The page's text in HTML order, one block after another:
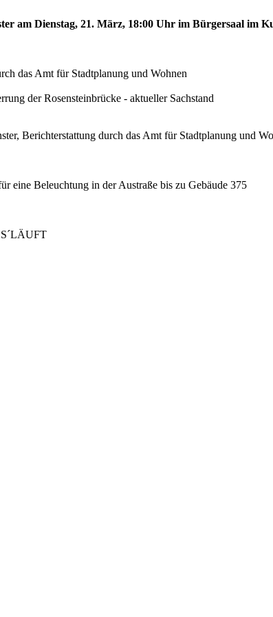
am Dienstag, 21. März, 18:00 Uhr im Bürgersaal im
das Amt für Stadtplanung und Wohnen
der Rosensteinbrücke - aktueller Sachstand
Berichterstattung durch das Amt für Stadtplanung und
eine Beleuchtung in der Austraße bis zu Gebäude 375
S´LÄUFT